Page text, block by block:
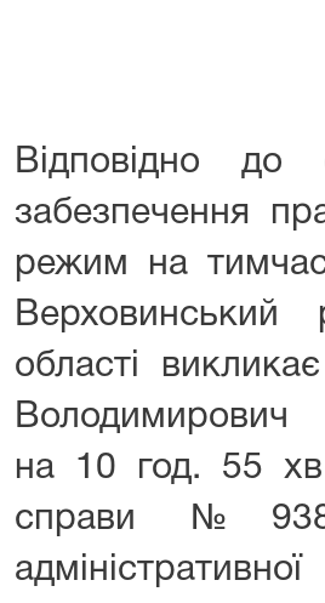
Відповідно
забезпечення
режим на
Верховинський
області
Володимирович
на 10 год. 55
справи